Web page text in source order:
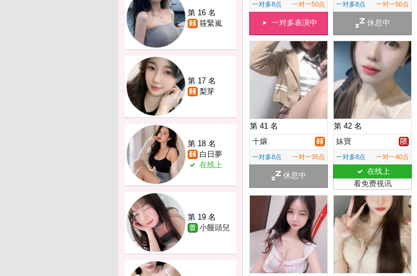
第 16 名
筱緊嵐
第 17 名
梨芽
第 18 名
白日夢
在线上
第 19 名
小饅頭兒
一对多8点 一对一50点
一对多表演中
一对多8点 一对一50点
休息中
第 41 名
十孃
一对多8点 一对一35点
休息中
第 42 名
妹寶
一对多8点 一对一40点
在线上
看免费视讯